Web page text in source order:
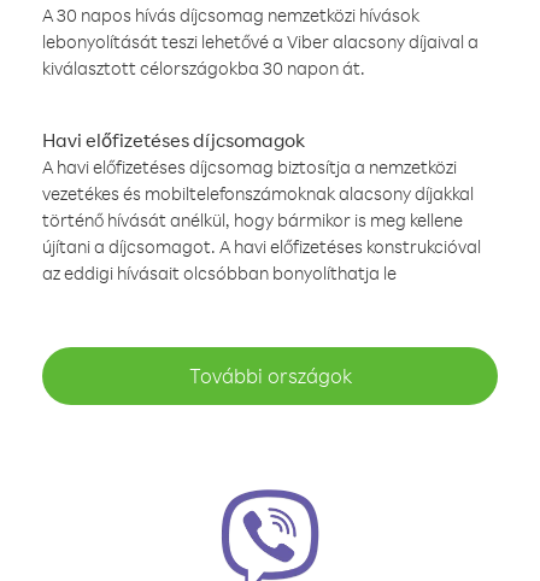
A 30 napos hívás díjcsomag nemzetközi hívások
lebonyolítását teszi lehetővé a Viber alacsony díjaival a
kiválasztott célországokba 30 napon át.
Havi előfizetéses díjcsomagok
A havi előfizetéses díjcsomag biztosítja a nemzetközi
vezetékes és mobiltelefonszámoknak alacsony díjakkal
történő hívását anélkül, hogy bármikor is meg kellene
újítani a díjcsomagot. A havi előfizetéses konstrukcióval
az eddigi hívásait olcsóbban bonyolíthatja le
További országok